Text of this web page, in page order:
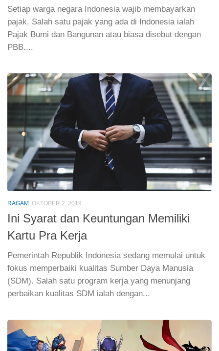
Setiap warga negara Indonesia wajib membayarkan
pajak. Salah satu pajak yang ada di Indonesia ialah
Pajak Bumi dan Bangunan atau biasa disebut dengan
PBB....
RAGAM OKTOBER 2, 2019
Ini Syarat dan Keuntungan Memiliki
Kartu Pra Kerja
Pemerintah Republik Indonesia sedang memulai untuk
fokus memperbaiki kualitas Sumber Daya Manusia
(SDM). Salah satu program kerja yang menunjang
perbaikan kualitas SDM ialah dengan...